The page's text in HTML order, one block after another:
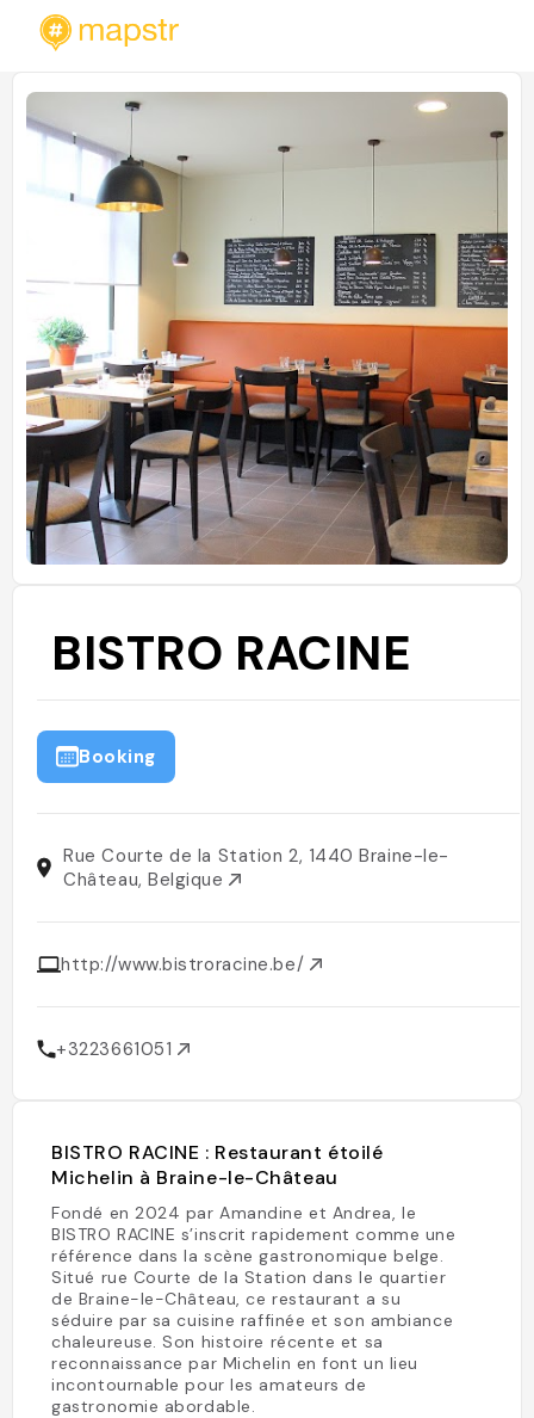
BISTRO RACINE
Booking
Rue Courte de la Station 2, 1440 Braine-le-
Château, Belgique
http://www.bistroracine.be/
+3223661051
BISTRO RACINE : Restaurant étoilé
Michelin à Braine-le-Château
Fondé en 2024 par Amandine et Andrea, le
BISTRO RACINE s’inscrit rapidement comme une
référence dans la scène gastronomique belge.
Situé rue Courte de la Station dans le quartier
de Braine-le-Château, ce restaurant a su
séduire par sa cuisine raffinée et son ambiance
chaleureuse. Son histoire récente et sa
reconnaissance par Michelin en font un lieu
incontournable pour les amateurs de
gastronomie abordable.